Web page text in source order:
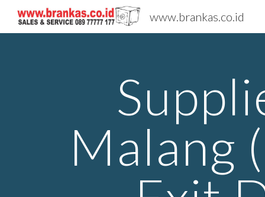
www.brankas.co.id
Malang